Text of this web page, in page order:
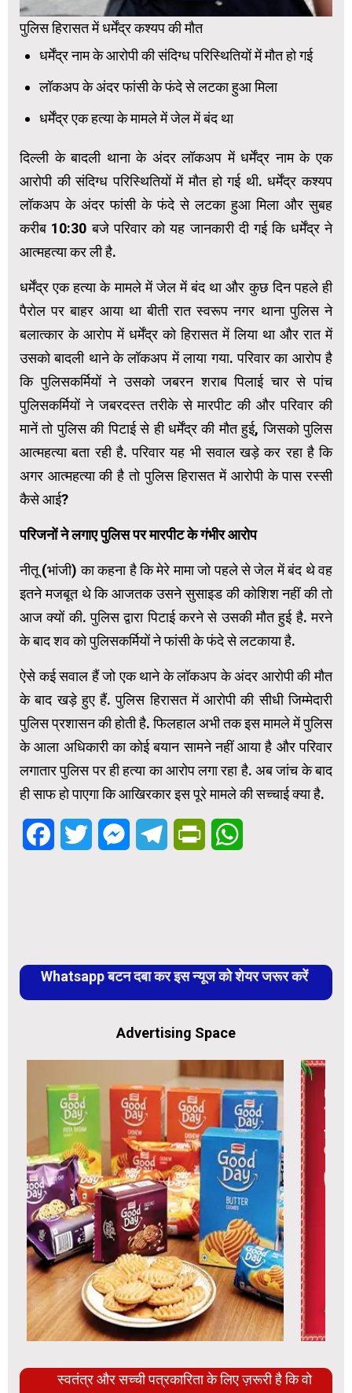
पुलिस हिरासत में धर्मेंद्र कश्यप की मौत
धर्मेंद्र नाम के आरोपी की संदिग्ध परिस्थितियों में मौत हो गई
लॉकअप के अंदर फांसी के फंदे से लटका हुआ मिला
धर्मेंद्र एक हत्या के मामले में जेल में बंद था
दिल्ली के बादली थाना के अंदर लॉकअप में धर्मेंद्र नाम के एक
आरोपी की संदिग्ध परिस्थितियों में मौत हो गई थी. धर्मेंद्र कश्यप
लॉकअप के अंदर फांसी के फंदे से लटका हुआ मिला और सुबह
करीब 10:30 बजे परिवार को यह जानकारी दी गई कि धर्मेंद्र ने
आत्महत्या कर ली है.
धर्मेंद्र एक हत्या के मामले में जेल में बंद था और कुछ दिन पहले ही
पैरोल पर बाहर आया था बीती रात स्वरूप नगर थाना पुलिस ने
बलात्कार के आरोप में धर्मेंद्र को हिरासत में लिया था और रात में
उसको बादली थाने के लॉकअप में लाया गया. परिवार का आरोप है
कि पुलिसकर्मियों ने उसको जबरन शराब पिलाई चार से पांच
पुलिसकर्मियों ने जबरदस्त तरीके से मारपीट की और परिवार की
मानें तो पुलिस की पिटाई से ही धर्मेंद्र की मौत हुई, जिसको पुलिस
आत्महत्या बता रही है. परिवार यह भी सवाल खड़े कर रहा है कि
अगर आत्महत्या की है तो पुलिस हिरासत में आरोपी के पास रस्सी
कैसे आई?
परिजनों ने लगाए पुलिस पर मारपीट के गंभीर आरोप
नीतू (भांजी) का कहना है कि मेरे मामा जो पहले से जेल में बंद थे वह
इतने मजबूत थे कि आजतक उसने सुसाइड की कोशिश नहीं की तो
आज क्यों की. पुलिस द्वारा पिटाई करने से उसकी मौत हुई है. मरने
के बाद शव को पुलिसकर्मियों ने फांसी के फंदे से लटकाया है.
ऐसे कई सवाल हैं जो एक थाने के लॉकअप के अंदर आरोपी की मौत
के बाद खड़े हुए हैं. पुलिस हिरासत में आरोपी की सीधी जिम्मेदारी
पुलिस प्रशासन की होती है. फिलहाल अभी तक इस मामले में पुलिस
के आला अधिकारी का कोई बयान सामने नहीं आया है और परिवार
लगातार पुलिस पर ही हत्या का आरोप लगा रहा है. अब जांच के बाद
ही साफ हो पाएगा कि आखिरकार इस पूरे मामले की सच्चाई क्या है.
FacebookTwitter MessengerTelegramPrintFriendly
Whatsapp बटन दबा कर इस न्यूज को शेयर जरूर करें
Advertising Space
स्वतंत्र और सच्ची पत्रकारिता के लिए ज़रूरी है कि वो